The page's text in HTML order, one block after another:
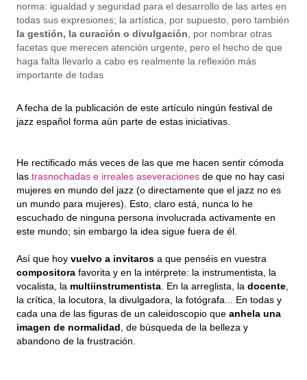
norma: igualdad y seguridad para el desarrollo de las artes en
todas sus expresiones; la artística, por supuesto, pero también
la gestión, la curación o divulgación , por nombrar otras
facetas que merecen atención urgente,
pero el hecho de que
haga falta llevarlo a cabo es realmente la reflexión más
importante de todas
A fecha de la publicación de este artículo ningún festival de
jazz español forma aún parte de estas iniciativas.
He rectificado más veces de las que me hacen sentir cómoda
las trasnochadas e irreales aseveraciones de que no hay casi
mujeres en mundo del jazz (o directamente que el jazz no es
un mundo para mujeres). Esto, claro está, nunca lo he
escuchado de ninguna persona involucrada activamente en
este mundo; sin embargo la idea sigue fuera de él.
Así que hoy vuelvo a invitaros
compositora favorita y en la intérprete: la instrumentista, la
vocalista, la multiinstrumentista . En la arreglista, la docente
la crítica, la locutora, la divulgadora, la fotógrafa... En todas y
cada una de las figuras de un caleidoscopio que anhela una
imagen de normalidad , de búsqueda de la belleza y
abandono de la frustración.